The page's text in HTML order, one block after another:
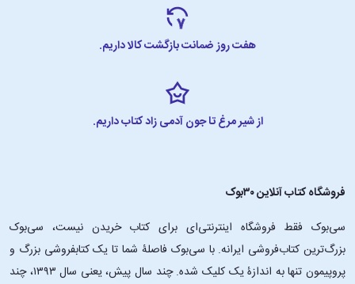
کتاب «جک و لوبیای سحرآمیز» در این نسخه‌ی انگلیسی، ترکیبی از
داستان‌گویی لذت‌بخش و آموزش مؤثر زبان است. کودک هم‌زمان با لذت بردن
از ماجراجویی‌های جک، به شکلی طبیعی با واژگان و ساختارهای پایه‌ی زبان
این اثر نمونه‌ای موفق از رویکرد «یادگیری از راه ادبیات» است؛ جایی که
قصه، آموزش و لذت در کنار هم قرار می‌گیرند و تجربه‌ای به‌یادماندنی
هفت روز ضمانت بازگشت کالا داریم.
از شیر مرغ تا جون آدمی زاد کتاب داریم.
فروشگاه کتاب آنلاین ۳۰بوک
سی‌بوک فقط فروشگاه اینترنتی‌ای برای کتاب خریدن نیست، سی‌بوک
بزرگ‌ترین کتاب‌فروشی ایرانه. با سی‌بوک فاصلۀ شما تا یک کتابفروشی بزرگ و
پروپیمون تنها به اندازۀ یک کلیک شده. چند سال پیش، یعنی سال ۱۳۹۳، چند